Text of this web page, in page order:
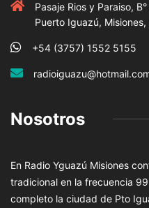
Pasaje Rios y Paraiso,
Puerto Iguazú,
+54 (3757) 1552 5155
Nosotros
En Radio Yguazú Misiones
tradicional en la frecuencia
completo la ciudad de Pto